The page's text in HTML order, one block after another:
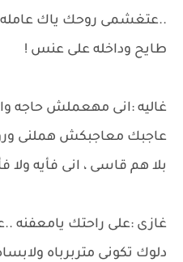
..عتغشمى روحك ياك عامله
طايح وداخله على عنس !
غاليه :انى مهعملش حاجه
عاجبك معاجبكش هملنى
بلا هم قاسى ، انى فأيه ولا
غازى :على راحتك يامعفنه
دلوك تكونى متربرباه